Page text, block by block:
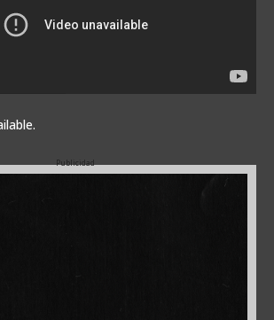
Publicidad